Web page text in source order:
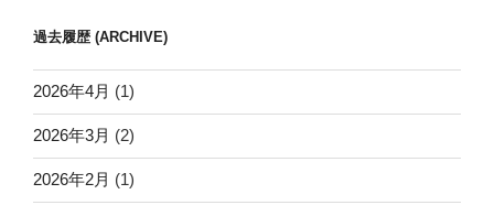
過去履歴 (ARCHIVE)
2026年4月 (1)
2026年3月 (2)
2026年2月 (1)